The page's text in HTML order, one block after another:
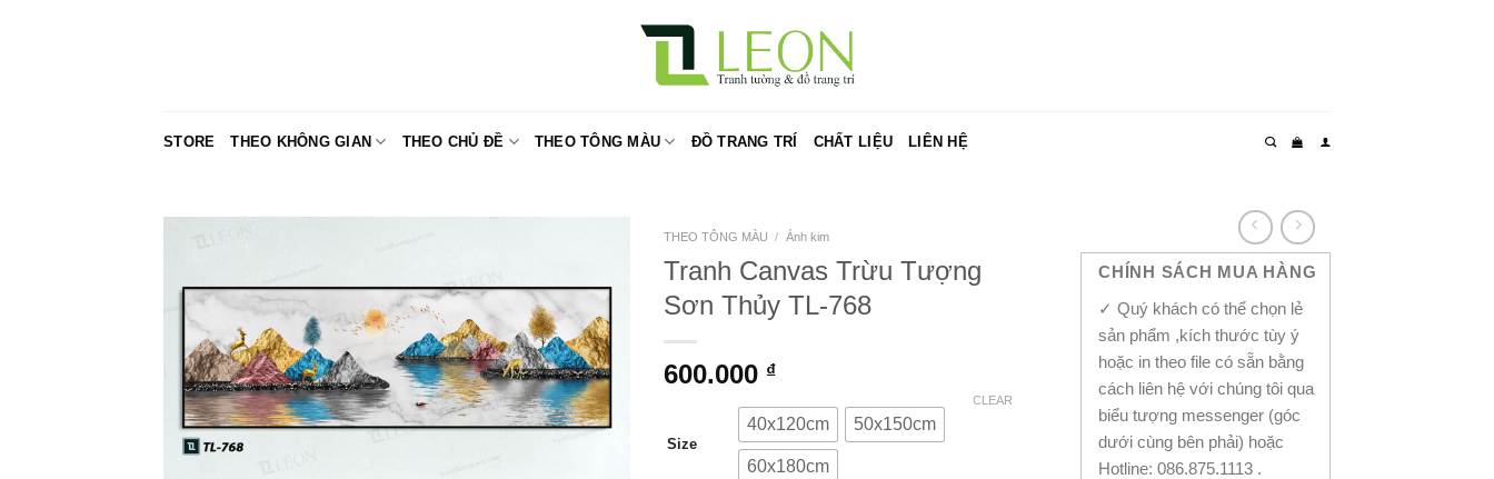
STORE THEO KHÔNG GIAN THEO CHỦ ĐỀ THEO TÔNG MÀU ĐỒ TRANG TRÍ CHẤT LIỆU LIÊN HỆ
THEO TÔNG MÀU / Ánh kim
Tranh Canvas Trừu Tượng
Sơn Thủy TL-768
600.000 ₫
Size
40x120cm 50x150cm
60x180cm
CLEAR
CHÍNH SÁCH MUA HÀNG
✓ Quý khách có thể chọn lẻ
sản phẩm ,kích thước tùy ý
hoặc in theo file có sẵn bằng
cách liên hệ với chúng tôi qua
biểu tượng messenger (góc
dưới cùng bên phải) hoặc
Hotline: 086.875.1113 .